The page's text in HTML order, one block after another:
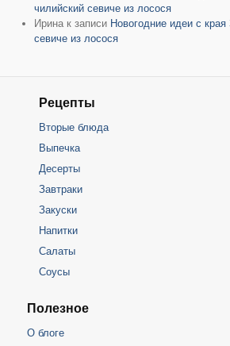
чилийский севиче из лосося
Ирина к записи Новогодние идеи с
севиче из лосося
Рецепты
Вторые блюда
Выпечка
Десерты
Завтраки
Закуски
Напитки
Салаты
Соусы
Полезное
О блоге